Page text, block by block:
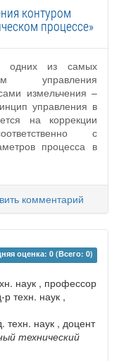
контуром
процессе»
одних из самых
управления
измельчения –
управления в
на коррекции
с
процесса в
комментарий
оценка: 0 (Всего: 0)
наук , профессор
р техн. наук ,
техн. наук , доцент
технический